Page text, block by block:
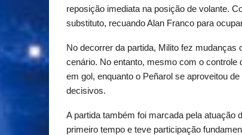
reposição imediata na posição de volante.
substituto, recuando Alan Franco para
No decorrer da partida, Milito fez
cenário. No entanto, mesmo com o
em gol, enquanto o Peñarol se aproveitou
decisivos.
A partida também foi marcada pela atuação
primeiro tempo e teve participação